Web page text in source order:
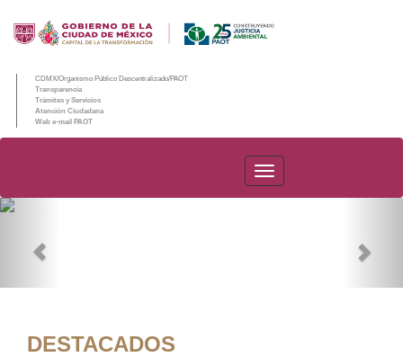
CDMX/Organismo Público Descentralizado/PAOT
Transparencia
Trámites y Servicios
Atención Ciudadana
Web e-mail PAOT
PAOT
DESTACADOS